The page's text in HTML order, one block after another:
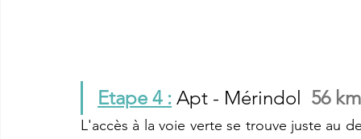
Etape 4 : Apt - Mérindol 56
L'accès à la voie verte se trouve juste au